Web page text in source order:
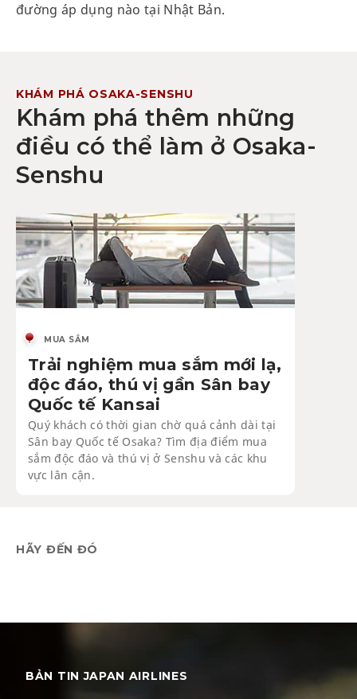
đường áp dụng nào tại Nhật Bản.
KHÁM PHÁ OSAKA-SENSHU
Khám phá thêm những
điều có thể làm ở Osaka-
Senshu
MUA SẮM
Trải nghiệm mua sắm mới lạ,
độc đáo, thú vị gần Sân bay
Quốc tế Kansai
Quý khách có thời gian chờ quá cảnh dài tại
Sân bay Quốc tế Osaka? Tìm địa điểm mua
sắm độc đáo và thú vị ở Senshu và các khu
vực lân cận.
HÃY ĐẾN ĐÓ
BẢN TIN JAPAN AIRLINES